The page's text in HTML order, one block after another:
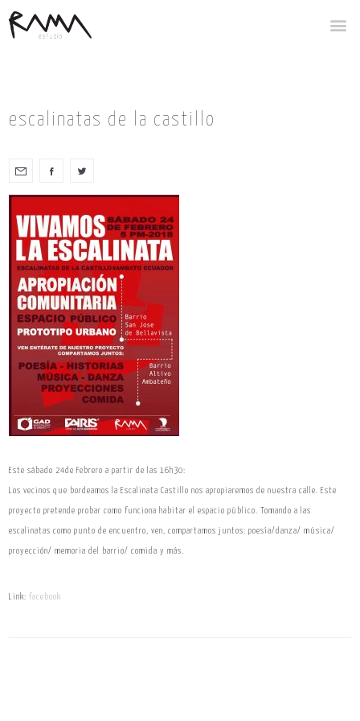
escalinatas de la castillo
Este sábado 24de Febrero a partir de las 16h30:
Los vecinos que bordeamos la Escalinata Castillo nos apropiaremos de nuestra calle. Este
proyecto pretende probar como funciona habitar el espacio público. Tomando a las
escalinatas como punto de encuentro, ven, compartamos juntos: poesía/danza/ música/
proyección/ memoria del barrio/ comida y más.
Link:facebook